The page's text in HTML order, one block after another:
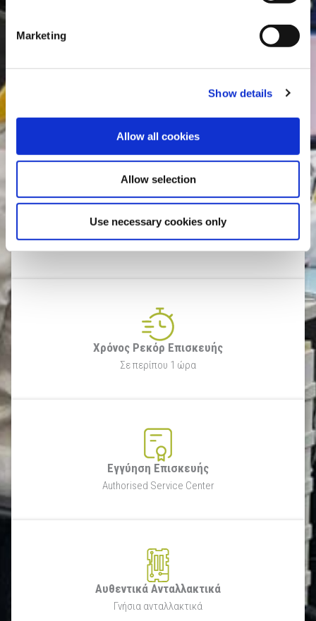
Marketing
Show details
Allow all cookies
Allow selection
Use necessary cookies only
Γιατί να μας επιλέξετε:
Δωρεάν Μεταφορικά
σε όλη την Κύπρο
Χρόνος Ρεκόρ Επισκευής
Σε περίπου 1 ώρα
Εγγύηση Επισκευής
Authorised Service Center
Αυθεντικά Ανταλλακτικά
Γνήσια ανταλλακτικά